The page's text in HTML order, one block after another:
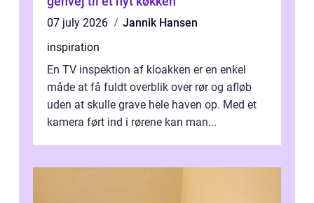
07 july 2026
Jannik Hansen
inspiration
En TV inspektion af kloakken er en enkel
måde at få fuldt overblik over rør og afløb
uden at skulle grave hele haven op. Med et
kamera ført ind i rørene kan man...